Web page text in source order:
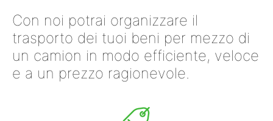
Con noi potrai organizzare il
trasporto dei tuoi beni per mezzo di
un camion in modo efficiente, veloce
e a un prezzo ragionevole.